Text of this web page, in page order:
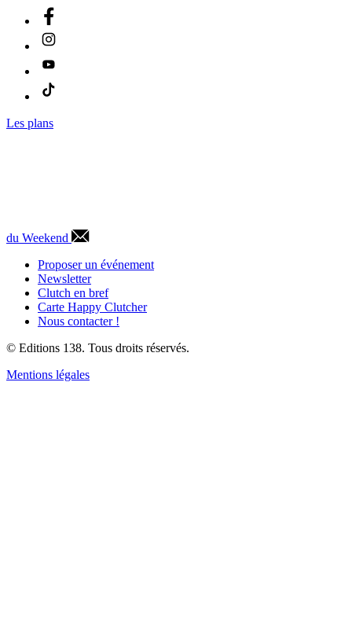
Les plans
du Weekend
Proposer un événement
Newsletter
Clutch en bref
Carte Happy Clutcher
Nous contacter !
© Editions 138. Tous droits réservés.
Mentions légales